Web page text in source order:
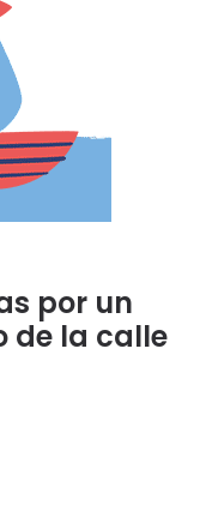
por un
de la calle